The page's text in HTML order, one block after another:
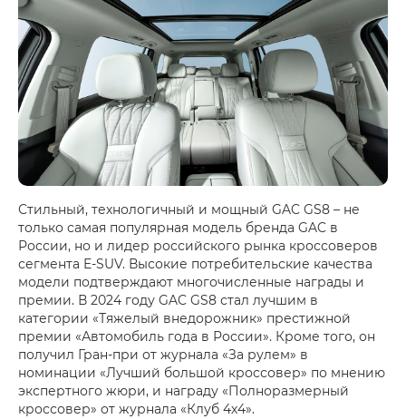
Стильный, технологичный и мощный GAC GS8 – не
только самая популярная модель бренда GAC в
России, но и лидер российского рынка кроссоверов
сегмента E-SUV. Высокие потребительские качества
модели подтверждают многочисленные награды и
премии. В 2024 году GAC GS8 стал лучшим в
категории «Тяжелый внедорожник» престижной
премии «Автомобиль года в России». Кроме того, он
получил Гран-при от журнала «За рулем» в
номинации «Лучший большой кроссовер» по мнению
экспертного жюри, и награду «Полноразмерный
кроссовер» от журнала «Клуб 4х4».